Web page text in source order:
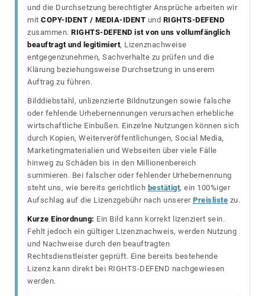
und die Durchsetzung berechtigter Ansprüche arbeiten wir
mit COPY-IDENT / MEDIA-IDENT und RIGHTS-DEFEND
zusammen. RIGHTS-DEFEND ist von uns vollumfänglich
beauftragt und legitimiert, Lizenznachweise
entgegenzunehmen, Sachverhalte zu prüfen und die
Klärung beziehungsweise Durchsetzung in unserem
Auftrag zu führen.
Bilddiebstahl, unlizenzierte Bildnutzungen sowie falsche
oder fehlende Urhebernennungen verursachen erhebliche
wirtschaftliche Einbußen. Einzelne Nutzungen können sich
durch Kopien, Weiterveröffentlichungen, Social Media,
Marketingmaterialien und Webseiten über viele Fälle
hinweg zu Schäden bis in den Millionenbereich
summieren. Bei falscher oder fehlender Urhebernennung
steht uns, wie bereits gerichtlich bestätigt, ein 100%iger
Aufschlag auf die Lizenzgebühr nach unserer Preisliste zu.
Kurze Einordnung: Ein Bild kann korrekt lizenziert sein.
Fehlt jedoch ein gültiger Lizenznachweis, werden Nutzung
und Nachweise durch den beauftragten
Rechtsdienstleister geprüft. Eine bereits bestehende
Lizenz kann direkt bei RIGHTS-DEFEND nachgewiesen
werden.